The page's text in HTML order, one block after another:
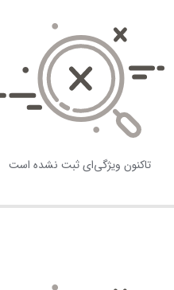
تاکنون ویژگی‌ای ثبت نشده است